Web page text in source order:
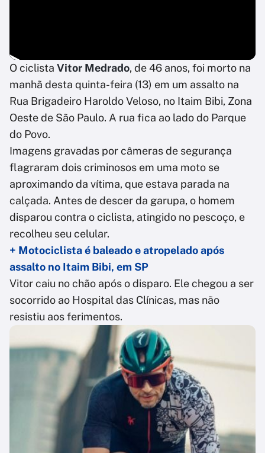
O ciclista Vitor Medrado, de 46 anos, foi morto na
manhã desta quinta-feira (13) em um assalto na
Rua Brigadeiro Haroldo Veloso, no Itaim Bibi, Zona
Oeste de São Paulo. A rua fica ao lado do Parque
do Povo.
Imagens gravadas por câmeras de segurança
flagraram dois criminosos em uma moto se
aproximando da vítima, que estava parada na
calçada. Antes de descer da garupa, o homem
disparou contra o ciclista, atingido no pescoço, e
recolheu seu celular.
+ Motociclista é baleado e atropelado após
assalto no Itaim Bibi, em SP
Vitor caiu no chão após o disparo. Ele chegou a ser
socorrido ao Hospital das Clínicas, mas não
resistiu aos ferimentos.